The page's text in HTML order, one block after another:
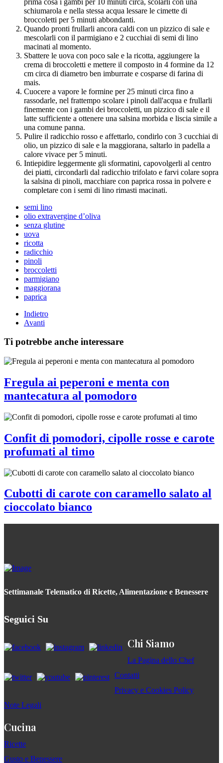
schiumarola e nella stessa acqua lessare le cimette di
broccoletti per 5 minuti abbondanti.
Quando pronti frullarli ancora caldi con un pizzico di sale e
mescolarli con il parmigiano e 2 cucchiai di semi di lino
macinati al momento.
Sbattere le uova con poco sale e la ricotta, aggiungere la
crema di broccoletti e mettere il composto in 4 formine da 12
cm circa di diametro ben imburrate e cosparse di farina di
mais.
Cuocere a vapore le formine per 25 minuti circa fino a
rassodarle, nel frattempo scolare i pinoli dall'acqua e frullarli
finemente con i gambi dei broccoletti, un pizzico di sale e il
latte sufficiente a ottenere una salsina morbida e liscia simile a
una comune panna.
Pulire il radicchio rosso e affettarlo, condirlo con 3 cucchiai di
olio, un pizzico di sale e la maggiorana, saltarlo in padella a
calore vivace per 5 minuti.
Intiepidire leggermente gli sformatini, capovolgerli al centro
dei piatti, circondarli dal radicchio trifolato e farvi colare sopra
la salsina di pinoli, macchiare con paprica rossa in polvere e
completare con i semi di lino rimasti macinati.
semi lino
olio extravergine d’oliva
senza glutine
uova
ricotta
radicchio
pinoli
broccoletti
parmigiano
maggiorana
paprica
Indietro
Avanti
Ti potrebbe anche interessare
Fregula ai peperoni e menta con
mantecatura al pomodoro
Confit di pomodori, cipolle rosse e carote
profumati al timo
Cubotti di carote con caramello salato al
cioccolato bianco
Settimanale Telematico di Ricette, Alimentazione e Benessere
Seguici Su
Chi Siamo
La Pagina dello Chef
Contatti
Privacy e Cookies Policy
Note Legali
Cucina
Ricette
Gusto e Benessere